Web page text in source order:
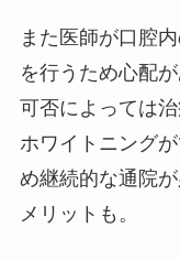
また医師が口腔
を行うため心配
可否によっては
ホワイトニング
め継続的な通院
メリットも。